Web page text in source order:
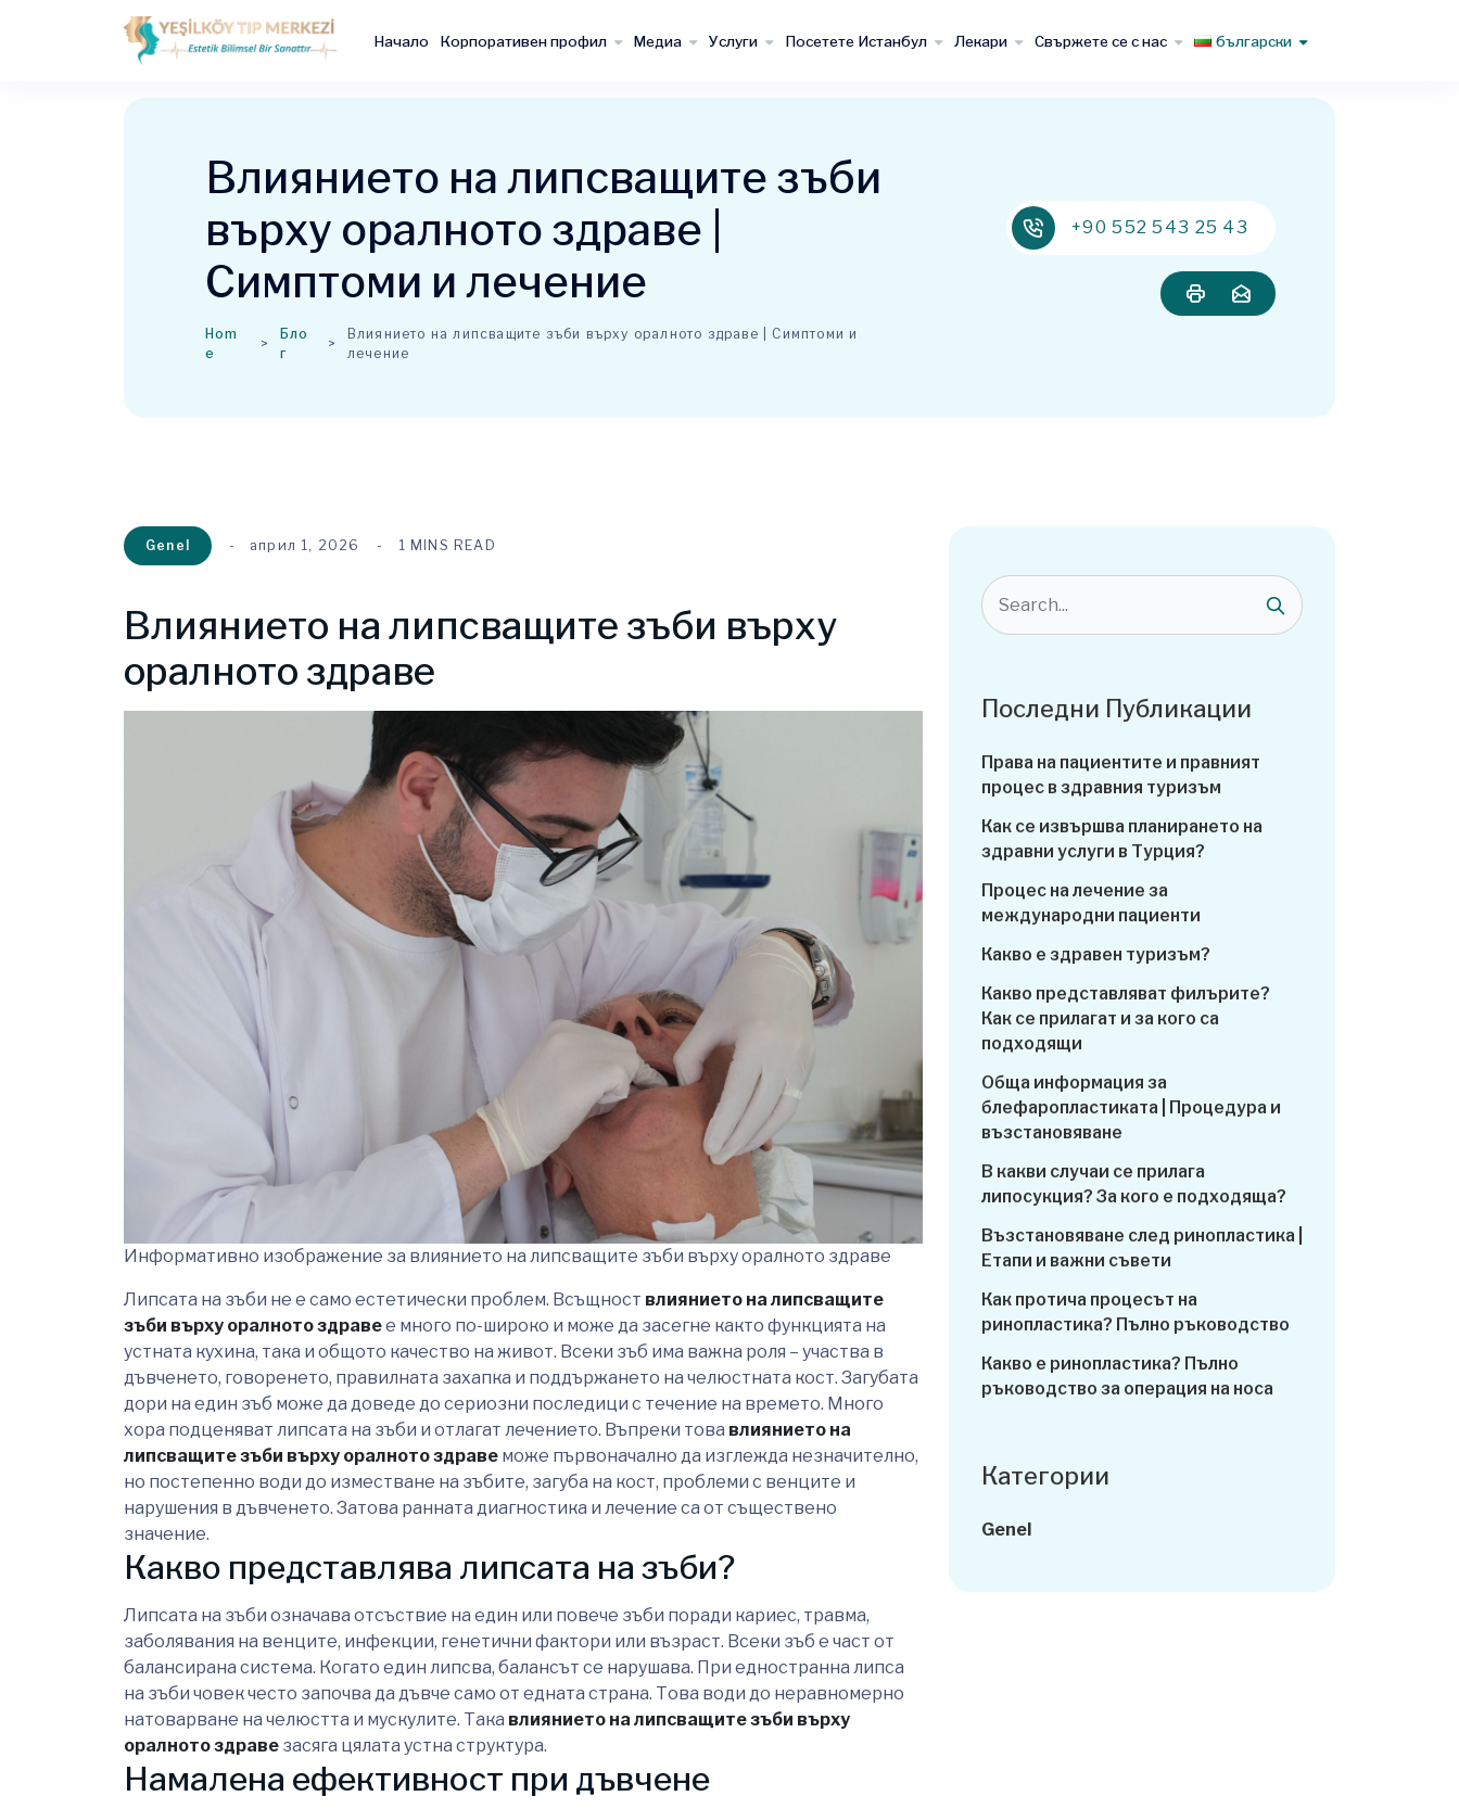
Начало Корпоративен профил Медиа Услуги Посетете Истанбул Лекари Свържете се с нас български
Влиянието на липсващите зъби
върху оралното здраве |
Симптоми и лечение
Hom
e
Бло
г
Влиянието на липсващите зъби върху оралното здраве | Симптоми и
лечение
+90 552 543 25 43
Genel април 1, 2026 1 MINS READ
Влиянието на липсващите зъби върху
оралното здраве
Информативно изображение за влиянието на липсващите зъби върху оралното здраве
Липсата на зъби не е само естетически проблем. Всъщност влиянието на липсващите
зъби върху оралното здравее много по-широко и може да засегне както функцията на
устната кухина, така и общото качество на живот. Всеки зъб има важна роля – участва в
дъвченето, говоренето, правилната захапка и поддържането на челюстната кост. Загубата
дори на един зъб може да доведе до сериозни последици с течение на времето. Много
хора подценяват липсата на зъби и отлагат лечението. Въпреки това влиянието на
липсващите зъби върху оралното здраве може първоначално да изглежда незначително,
но постепенно води до изместване на зъбите, загуба на кост, проблеми с венците и
нарушения в дъвченето. Затова ранната диагностика и лечение са от съществено
значение.
Какво представлява липсата на зъби?
Липсата на зъби означава отсъствие на един или повече зъби поради кариес, травма,
заболявания на венците, инфекции, генетични фактори или възраст. Всеки зъб е част от
балансирана система. Когато един липсва, балансът се нарушава. При едностранна липса
на зъби човек често започва да дъвче само от едната страна. Това води до неравномерно
натоварване на челюстта и мускулите. Така влиянието на липсващите зъби върху
оралното здраве засяга цялата устна структура.
Намалена ефективност при дъвчене
Последни Публикации
Права на пациентите и правният
процес в здравния туризъм
Как се извършва планирането на
здравни услуги в Турция?
Процес на лечение за
международни пациенти
Какво е здравен туризъм?
Какво представляват филърите?
Как се прилагат и за кого са
подходящи
Обща информация за
блефаропластиката | Процедура и
възстановяване
В какви случаи се прилага
липосукция? За кого е подходяща?
Възстановяване след ринопластика |
Етапи и важни съвети
Как протича процесът на
ринопластика? Пълно ръководство
Какво е ринопластика? Пълно
ръководство за операция на носа
Категории
Genel